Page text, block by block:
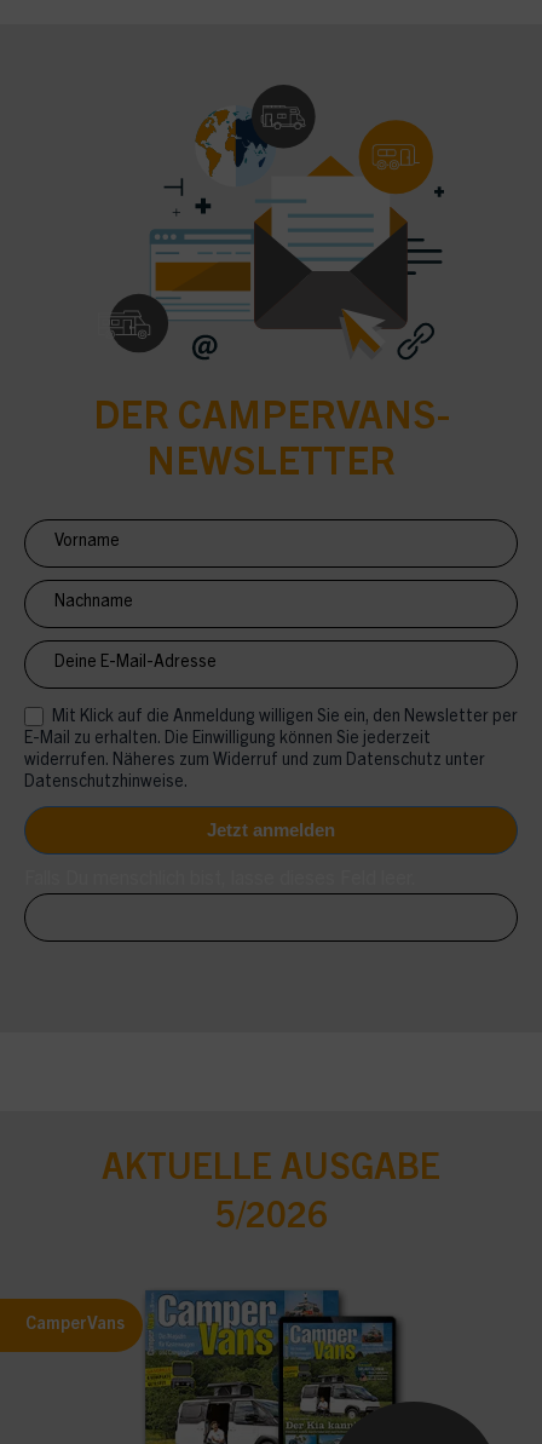
DER CAMPERVANS-
NEWSLETTER
Newsletter
Anmeldung
CV
Mit Klick auf die Anmeldung willigen Sie ein, den Newsletter per
E-Mail zu erhalten. Die Einwilligung können Sie jederzeit
widerrufen. Näheres zum Widerruf und zum Datenschutz unter
Datenschutzhinweise.
AKTUELLE AUSGABE
5/2026
CamperVans